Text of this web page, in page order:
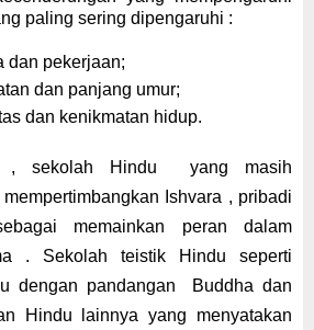
paling sering dipengaruhi :
dan pekerjaan;
dan panjang umur;
dan kenikmatan hidup.
, sekolah Hindu
yang masih
Ishvara , pribadi
memainkan peran dalam
. Sekolah
teistik Hindu seperti
dengan pandangan
Buddha dan
Hindu lainnya yang menyatakan